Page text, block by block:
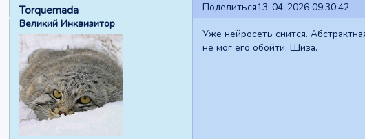
Поделиться13-04-2026 09:30:42
Torquemada
Великий Инквизитор
Уже нейросеть снится.
не мог его обойти. Шиза.